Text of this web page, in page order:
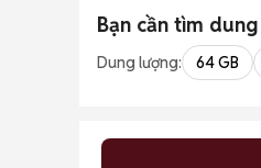
Bạn cần tìm
Dung lượng: 64 GB